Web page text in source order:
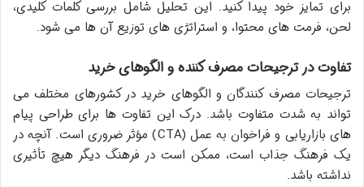
برای تمایز خود پیدا کنید. این تحلیل شامل بررسی کلمات کلیدی،
لحن، فرمت های محتوا، و استراتژی های توزیع آن ها می شود.
تفاوت در ترجیحات مصرف کننده و الگوهای خرید
ترجیحات مصرف کنندگان و الگوهای خرید در کشورهای مختلف می
تواند به شدت متفاوت باشد. درک این تفاوت ها برای طراحی پیام
های بازاریابی و فراخوان به عمل (CTA) مؤثر ضروری است. آنچه در
یک فرهنگ جذاب است، ممکن است در فرهنگ دیگر هیچ تأثیری
نداشته باشد.